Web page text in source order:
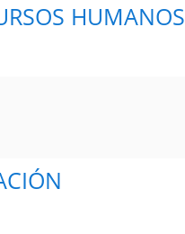
HUMANOS